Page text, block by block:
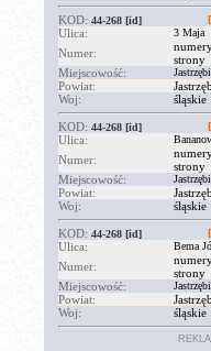
KOD: 44-268 [id]
Ulica: 3 Maja
Numer:
strony
Miejscowość:
Powiat:
Woj:
śląskie
KOD: 44-268 [id]
Ulica:
Numer:
strony
Miejscowość:
Powiat:
Woj:
śląskie
KOD: 44-268 [id]
Ulica: Bema
Numer:
strony
Miejscowość:
Powiat:
Woj:
śląskie